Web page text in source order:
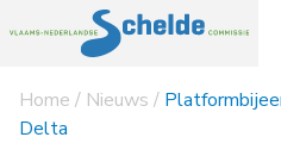
Home / Nieuws /
Delta